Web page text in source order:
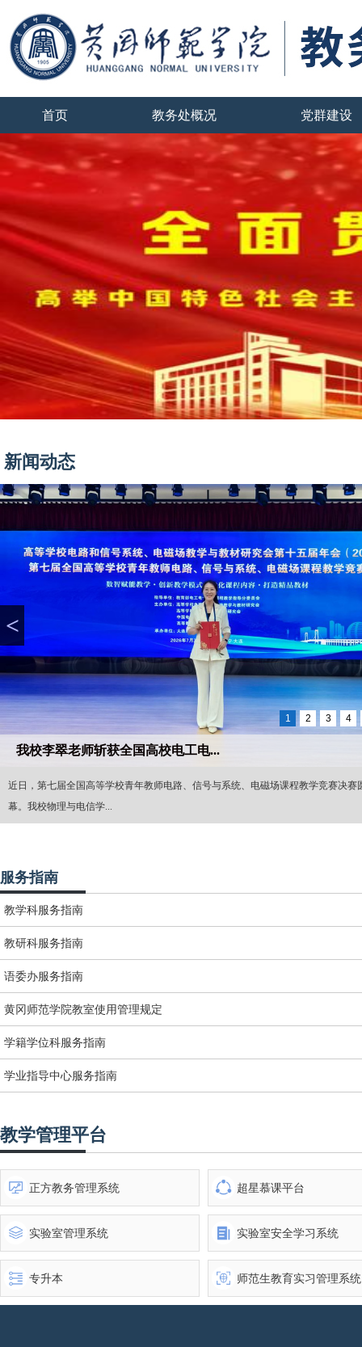
首页 教务处概况 党群建设
我校李翠老师斩获全国高校电工电...
近日，第七届全国高等学校青年教师电路、信号与系统、电磁场课程教学竞赛决赛
幕。我校物理与电信学...
<
1 2 3 4
新闻动态
服务指南
教学科服务指南
教研科服务指南
语委办服务指南
黄冈师范学院教室使用管理规定
学籍学位科服务指南
学业指导中心服务指南
教学管理平台
正方教务管理系统 超星慕课平台
实验室管理系统 实验室安全学习系统
专升本 师范生教育实习管理系统